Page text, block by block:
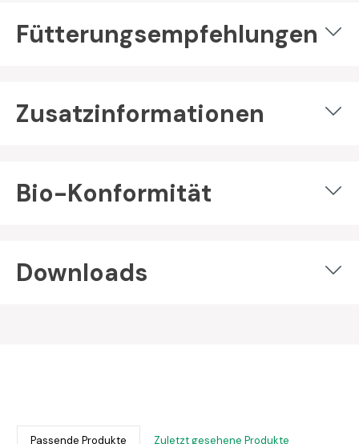
Fütterungsempfehlungen
Zusatzinformationen
Bio-Konformität
Downloads
Passende Produkte Zuletzt gesehene Produkte